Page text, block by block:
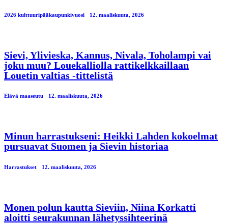
2026 kulttuuripääkaupunkivuosi 12. maaliskuuta, 2026
Sievi, Ylivieska, Kannus, Nivala, Toholampi vai
joku muu? Louekalliolla rattikelkkaillaan
Louetin valtias -tittelistä
Elävä maaseutu 12. maaliskuuta, 2026
Minun harrastukseni: Heikki Lahden kokoelmat
pursuavat Suomen ja Sievin historiaa
Harrastukset 12. maaliskuuta, 2026
Monen polun kautta Sieviin, Niina Korkatti
aloitti seurakunnan lähetyssihteerinä